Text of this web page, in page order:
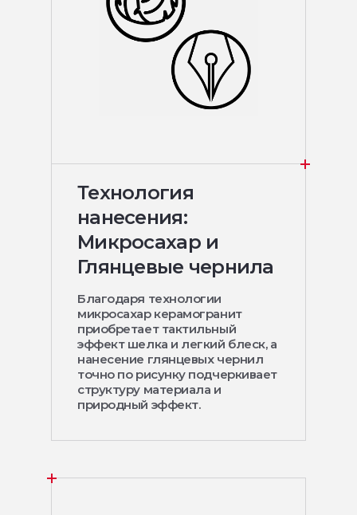
Технология
нанесения:
Микросахар и
Глянцевые чернила
Благодаря технологии
микросахар керамогранит
приобретает тактильный
эффект шелка и легкий блеск, а
нанесение глянцевых чернил
точно по рисунку подчеркивает
структуру материала и
природный эффект.